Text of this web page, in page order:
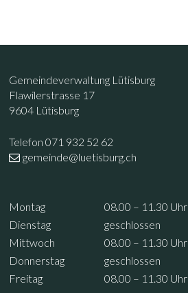
Footer
Kontakt
Gemeindeverwaltung Lütisburg
Flawilerstrasse 17
9604 Lütisburg
Telefon 071 932 52 62
gemeinde@luetisburg.ch
Öffnungszeiten
Wochentag VormittagNachmittag
Montag 08.00 – 11.30 Uhr
Dienstag geschlossen
Mittwoch 08.00 – 11.30 Uhr
Donnerstag geschlossen
Freitag 08.00 – 11.30 Uhr